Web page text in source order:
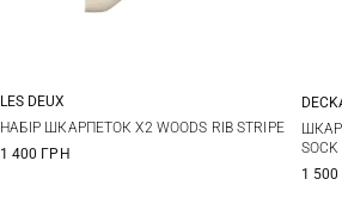
39/42 43/46
LES DEUX
НАБІР ШКАРПЕТОК X2 WOODS RIB STRIPE
1 400 ГРН
1
SOCK
1